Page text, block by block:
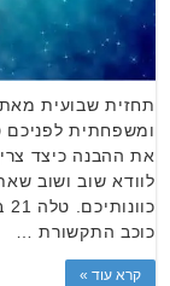
תחזית שבועית מאת
ומשפחתית לפניכם
את ההבנה כיצד
לוודא שוב ושוב
כוכב התקשורת …
קרא עוד »